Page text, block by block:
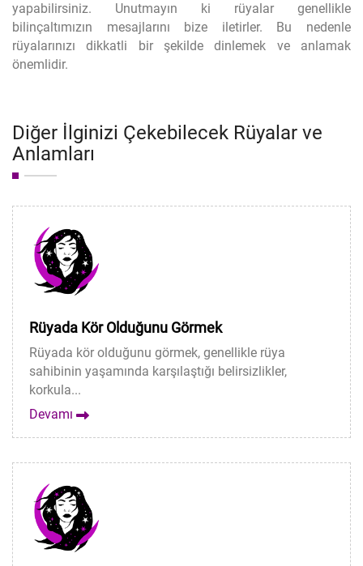
yapabilirsiniz. Unutmayın ki rüyalar genellikle
bilinçaltımızın mesajlarını bize iletirler. Bu nedenle
rüyalarınızı dikkatli bir şekilde dinlemek ve anlamak
önemlidir.
Diğer İlginizi Çekebilecek Rüyalar ve
Anlamları
Rüyada Kör Olduğunu Görmek
Rüyada kör olduğunu görmek, genellikle rüya
sahibinin yaşamında karşılaştığı belirsizlikler,
korkula...
Devamı